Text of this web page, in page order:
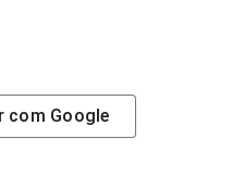
com Google